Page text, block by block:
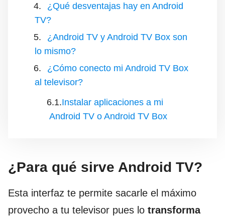
¿Qué desventajas hay en Android
TV?
¿Android TV y Android TV Box son
lo mismo?
¿Cómo conecto mi Android TV Box
al televisor?
Instalar aplicaciones a mi
Android TV o Android TV Box
¿Para qué sirve Android TV?
Esta interfaz te permite sacarle el máximo
provecho a tu televisor pues lo transforma